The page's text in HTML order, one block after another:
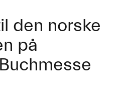
den norske
på